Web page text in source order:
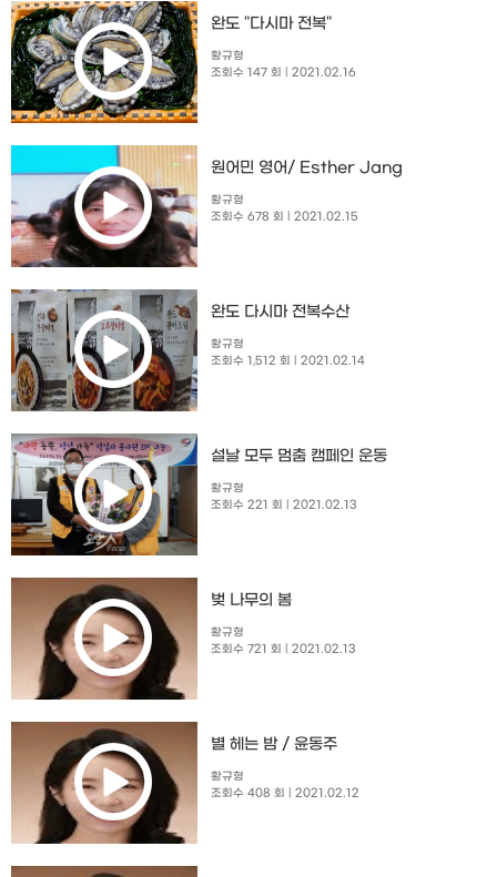
완도 "다시마 전복"
황규형
조회수 147 회
| 2021.02.16
원어민 영어/ Esther Jang
황규형
조회수 678 회
| 2021.02.15
완도 다시마 전복수산
황규형
조회수 1,512 회
| 2021.02.14
설날 모두 멈춤 캠페인 운동
황규형
조회수 221 회
| 2021.02.13
벚 나무의 봄
황규형
조회수 721 회
| 2021.02.13
별 헤는 밤 / 윤동주
황규형
조회수 408 회
| 2021.02.12